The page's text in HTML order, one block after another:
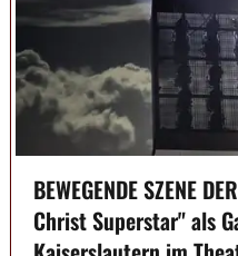
BEWEGENDE SZENE
Christ Superstar" als